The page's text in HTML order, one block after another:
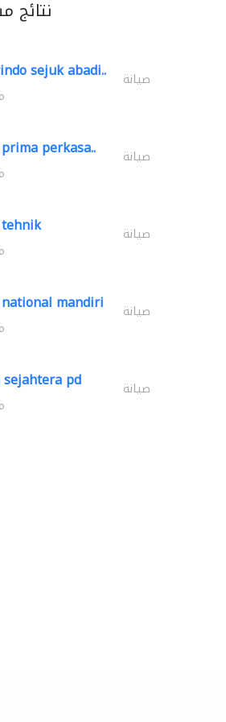
نتائج
sejuk abadi.. صيانة
perkasa.. صيانة
صيانة
mandiri صيانة
pd صيانة